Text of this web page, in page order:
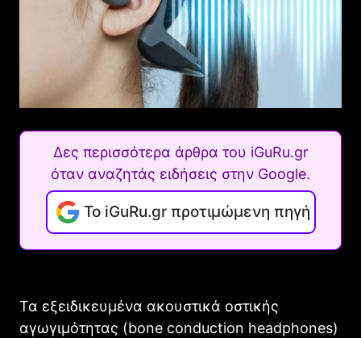
Δες περισσότερα άρθρα του iGuRu.gr
όταν αναζητάς ειδήσεις στην Google.
Το iGuRu.gr προτιμώμενη πηγή
Τα εξειδικευμένα ακουστικά οστικής
αγωγιμότητας (bone conduction headphones)